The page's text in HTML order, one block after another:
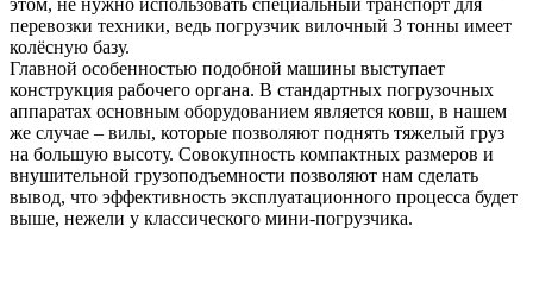
этом, не нужно использовать специальный транспорт для
перевозки техники, ведь погрузчик вилочный 3 тонны имеет
колёсную базу.
Главной особенностью подобной машины выступает
конструкция рабочего органа. В стандартных погрузочных
аппаратах основным оборудованием является ковш, в нашем
же случае – вилы, которые позволяют поднять тяжелый груз
на большую высоту. Совокупность компактных размеров и
внушительной грузоподъемности позволяют нам сделать
вывод, что эффективность эксплуатационного процесса будет
выше, нежели у классического мини-погрузчика.